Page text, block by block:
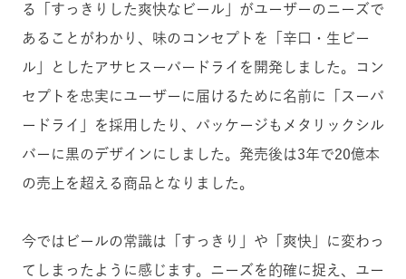
る「すっきりした爽快なビール」がユーザーのニーズで
あることがわかり、味のコンセプトを「辛口・生ビー
ル」としたアサヒスーパードライを開発しました。コン
セプトを忠実にユーザーに届けるために名前に「スーパ
ードライ」を採用したり、パッケージもメタリックシル
バーに黒のデザインにしました。発売後は3年で20億本
の売上を超える商品となりました。
今ではビールの常識は「すっきり」や「爽快」に変わっ
てしまったように感じます。ニーズを的確に捉え、ユー